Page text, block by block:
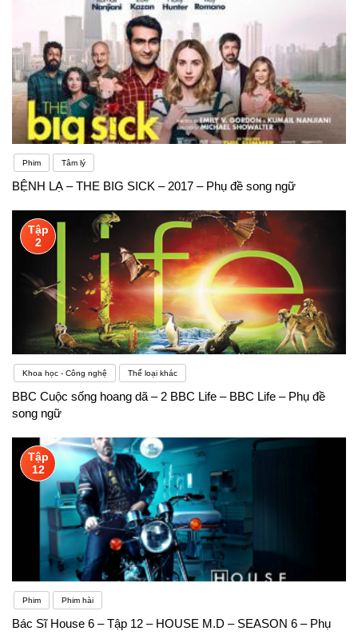
Phim Tâm lý
BỆNH LẠ – THE BIG SICK – 2017 – Phụ đề song ngữ
Tập
2
Khoa học - Công nghệ Thể loại khác
BBC Cuộc sống hoang dã – 2 BBC Life – BBC Life – Phụ đề
song ngữ
Tập
12
Phim Phim hài
Bác Sĩ House 6 – Tập 12 – HOUSE M.D – SEASON 6 – Phụ